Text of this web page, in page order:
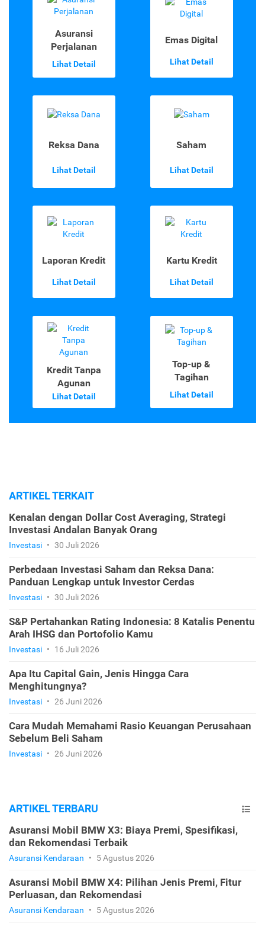
Asuransi
Perjalanan
Lihat Detail
Emas Digital
Lihat Detail
Reksa Dana
Lihat Detail
Saham
Lihat Detail
Laporan Kredit
Lihat Detail
Kartu Kredit
Lihat Detail
Kredit Tanpa
Agunan
Lihat Detail
Top-up &
Tagihan
Lihat Detail
ARTIKEL TERKAIT
Kenalan dengan Dollar Cost Averaging, Strategi
Investasi Andalan Banyak Orang
Investasi • 30 Juli 2026
Perbedaan Investasi Saham dan Reksa Dana:
Panduan Lengkap untuk Investor Cerdas
Investasi • 30 Juli 2026
S&P Pertahankan Rating Indonesia: 8 Katalis Penentu
Arah IHSG dan Portofolio Kamu
Investasi • 16 Juli 2026
Apa Itu Capital Gain, Jenis Hingga Cara
Menghitungnya?
Investasi • 26 Juni 2026
Cara Mudah Memahami Rasio Keuangan Perusahaan
Sebelum Beli Saham
Investasi • 26 Juni 2026
ARTIKEL TERBARU
Asuransi Mobil BMW X3: Biaya Premi, Spesifikasi,
dan Rekomendasi Terbaik
Asuransi Kendaraan • 5 Agustus 2026
Asuransi Mobil BMW X4: Pilihan Jenis Premi, Fitur
Perluasan, dan Rekomendasi
Asuransi Kendaraan • 5 Agustus 2026